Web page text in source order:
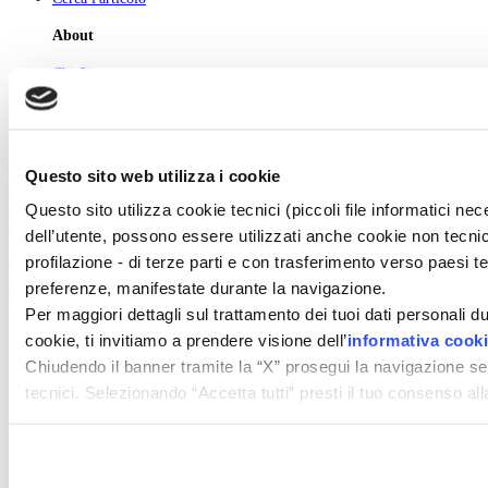
Questo sito web utilizza i cookie
Questo sito utilizza cookie tecnici (piccoli file informatici
dell’utente, possono essere utilizzati anche cookie non
profilazione - di terze parti e con trasferimento verso paesi
preferenze, manifestate durante la navigazione.
Per maggiori dettagli sul trattamento dei tuoi dati personali
cookie, ti invitiamo a prendere visione dell’informativa
Chiudendo il banner tramite la “X” prosegui la navigazione
tecnici. Selezionando “Accetta tutti” presti il tuo consenso
About
Chi Siamo
Pubblicità
Newsletter
Codice fiscale e numero d'iscrizione al Registro Imprese di Milano - 80009810484
Capitale sociale € 8.000.000,00 i.v.
powered by ZUMEDIA